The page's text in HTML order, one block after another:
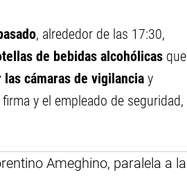
, alrededor de las 17:30,
de bebidas alcohólicas que
cámaras de vigilancia y
firma y el empleado de seguridad,